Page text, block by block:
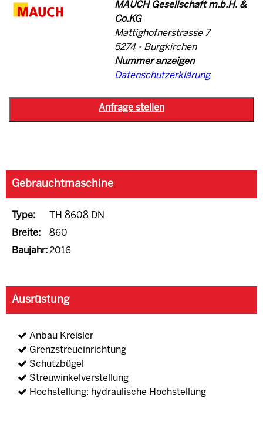
MAUCH Gesellschaft m.b.H. &
Co.KG
Mattighofnerstrasse 7
5274 - Burgkirchen
Nummer anzeigen
Datenschutzerklärung
Gebrauchtmaschine
Type:
TH 8608 DN
Breite:
860
Baujahr: 2016
Ausrüstung
Anbau Kreisler
Grenzstreueinrichtung
Schutzbügel
Streuwinkelverstellung
Hochstellung: hydraulische Hochstellung